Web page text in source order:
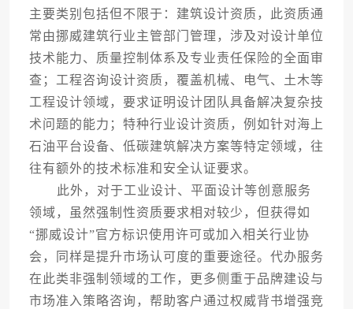
主要类别包括但不限于：建筑设计资质，此资质通
常由挪威建筑行业主管部门管理，涉及对设计单位
技术能力、质量控制体系及专业责任保险的全面审
查；工程咨询设计资质，覆盖机械、电气、土木等
工程设计领域，要求证明设计团队具备解决复杂技
术问题的能力；特种行业设计资质，例如针对海上
石油平台设备、低碳建筑解决方案等特定领域，往
往有额外的技术标准和安全认证要求。
此外，对于工业设计、平面设计等创意服务
领域，虽然强制性资质要求相对较少，但获得如
“挪威设计”官方标识使用许可或加入相关行业协
会，同样是提升市场认可度的重要途径。代办服务
在此类非强制领域的工作，更多侧重于品牌建设与
市场准入策略咨询，帮助客户通过权威背书增强竞